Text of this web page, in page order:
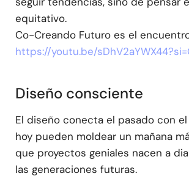
equitativo.
Co-Creando Futuro es el
https://youtu.be/
Diseño consciente
El diseño conecta el pasado con
hoy pueden moldear un mañana
que proyectos geniales nacen a
las generaciones futuras.